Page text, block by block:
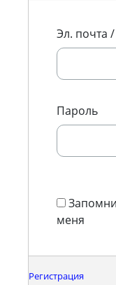
Эл. почта /
Пароль
меня
Регистрация